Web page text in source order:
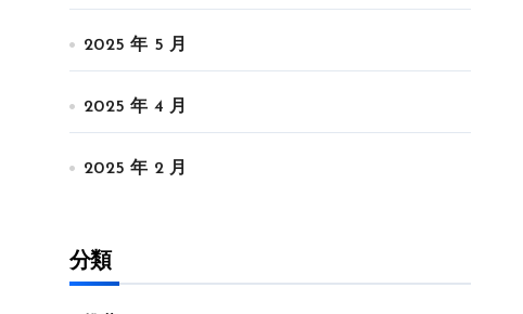
2025 年 5 月
2025 年 4 月
2025 年 2 月
分類